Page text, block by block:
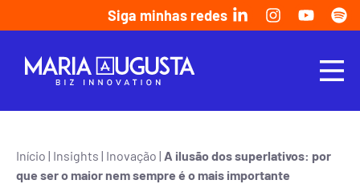
Siga minhas redes
Início | Insights | Inovação | A ilusão dos superlativos: por
que ser o maior nem sempre é o mais importante